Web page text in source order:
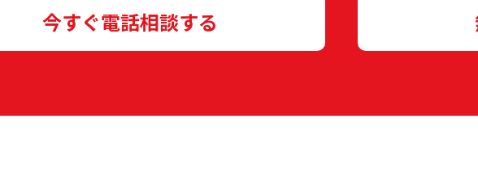
今すぐ電話相談する